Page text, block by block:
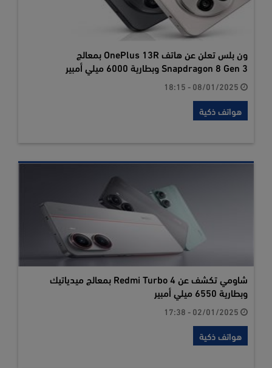
ون بلس تعلن عن هاتف OnePlus 13R بمعالج
Snapdragon 8 Gen 3 وبطارية 6000 ميلي أمبير
هواتف ذكية
شاومي تكشف عن Redmi Turbo 4 بمعالج ميدياتيك
وبطارية 6550 ميلي أمبير
هواتف ذكية